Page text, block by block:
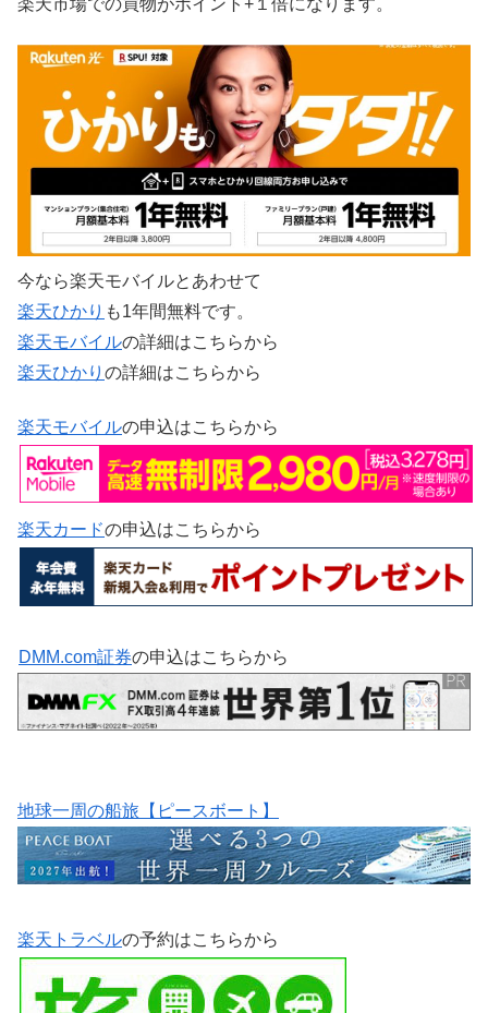
楽天市場での買物がポイント+１倍になります。
今なら楽天モバイルとあわせて
楽天ひかり も1年間無料です。
楽天モバイルの詳細はこちらから
楽天ひかり の詳細はこちらから
楽天モバイルの申込はこちらから
楽天カードの申込はこちらから
DMM.com証券の申込はこちらから
地球一周の船旅【ピースボート】
楽天トラベルの予約はこちらから